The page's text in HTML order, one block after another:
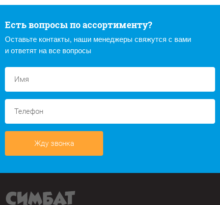
Есть вопросы по ассортименту?
Оставьте контакты, наши менеджеры свяжутся с вами
и ответят на все вопросы
Жду звонка